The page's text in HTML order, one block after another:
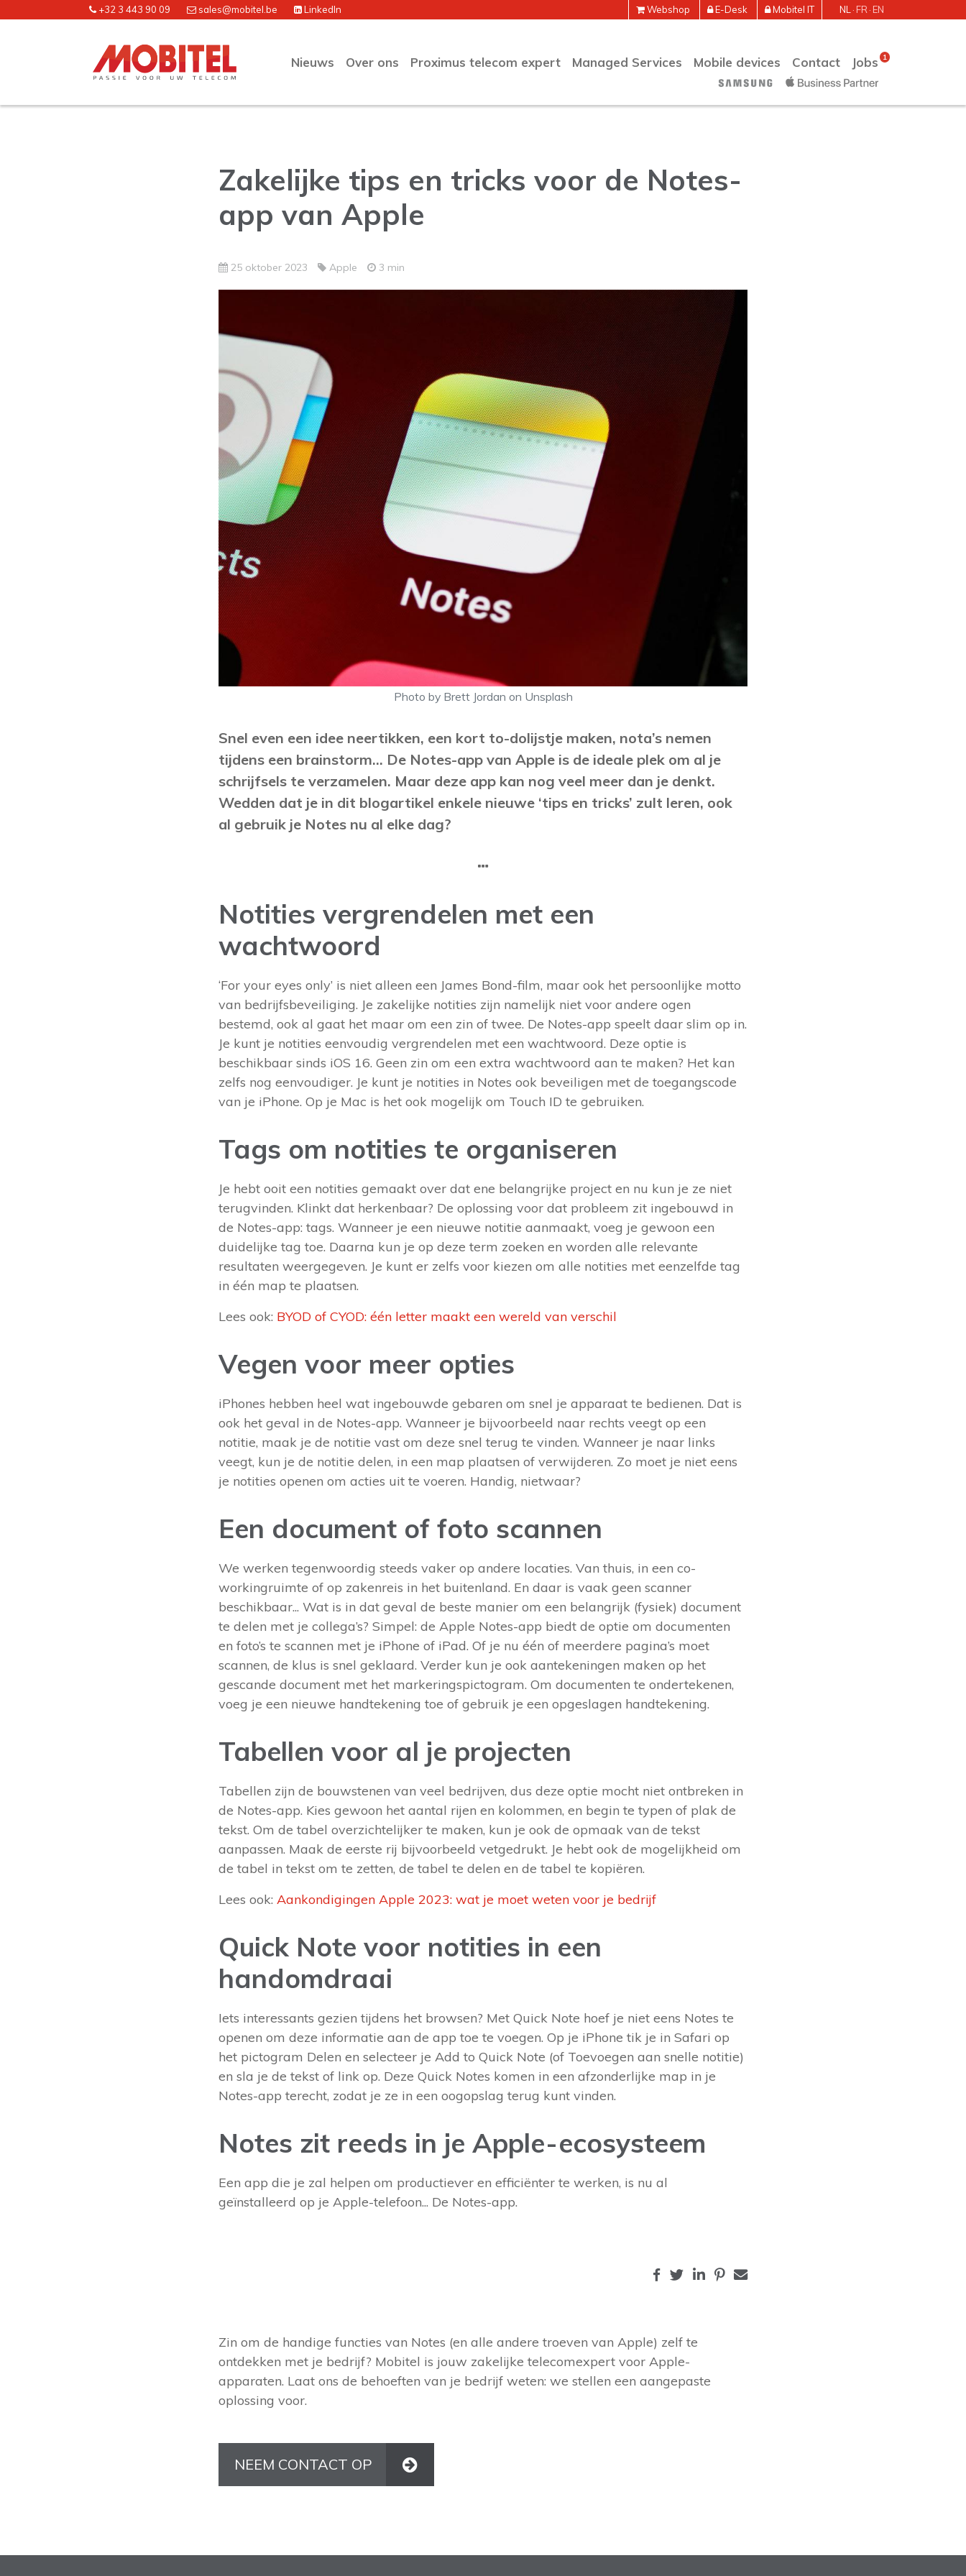
NL FR EN
Webshop E-Desk Mobitel IT
+32 3 443 90 09 sales@mobitel.be LinkedIn
Nieuws Over ons Proximus telecom expert Managed Services Mobile devices Contact Jobs 1
Zakelijke tips en tricks voor de Notes-
app van Apple
25 oktober 2023 Apple 3 min
Photo by Brett Jordan on Unsplash
Snel even een idee neertikken, een kort to-dolijstje maken, nota’s nemen
tijdens een brainstorm... De Notes-app van Apple is de ideale plek om al je
schrijfsels te verzamelen. Maar deze app kan nog veel meer dan je denkt.
Wedden dat je in dit blogartikel enkele nieuwe ‘tips en tricks’ zult leren, ook
al gebruik je Notes nu al elke dag?
Notities vergrendelen met een
wachtwoord
‘For your eyes only’ is niet alleen een James Bond-film, maar ook het persoonlijke motto
van bedrijfsbeveiliging. Je zakelijke notities zijn namelijk niet voor andere ogen
bestemd, ook al gaat het maar om een zin of twee. De Notes-app speelt daar slim op in.
Je kunt je notities eenvoudig vergrendelen met een wachtwoord. Deze optie is
beschikbaar sinds iOS 16. Geen zin om een extra wachtwoord aan te maken? Het kan
zelfs nog eenvoudiger. Je kunt je notities in Notes ook beveiligen met de toegangscode
van je iPhone. Op je Mac is het ook mogelijk om Touch ID te gebruiken.
Tags om notities te organiseren
Je hebt ooit een notities gemaakt over dat ene belangrijke project en nu kun je ze niet
terugvinden. Klinkt dat herkenbaar? De oplossing voor dat probleem zit ingebouwd in
de Notes-app: tags. Wanneer je een nieuwe notitie aanmaakt, voeg je gewoon een
duidelijke tag toe. Daarna kun je op deze term zoeken en worden alle relevante
resultaten weergegeven. Je kunt er zelfs voor kiezen om alle notities met eenzelfde tag
in één map te plaatsen.
Lees ook: BYOD of CYOD: één letter maakt een wereld van verschil
Vegen voor meer opties
iPhones hebben heel wat ingebouwde gebaren om snel je apparaat te bedienen. Dat is
ook het geval in de Notes-app. Wanneer je bijvoorbeeld naar rechts veegt op een
notitie, maak je de notitie vast om deze snel terug te vinden. Wanneer je naar links
veegt, kun je de notitie delen, in een map plaatsen of verwijderen. Zo moet je niet eens
je notities openen om acties uit te voeren. Handig, nietwaar?
Een document of foto scannen
We werken tegenwoordig steeds vaker op andere locaties. Van thuis, in een co-
workingruimte of op zakenreis in het buitenland. En daar is vaak geen scanner
beschikbaar... Wat is in dat geval de beste manier om een belangrijk (fysiek) document
te delen met je collega’s? Simpel: de Apple Notes-app biedt de optie om documenten
en foto’s te scannen met je iPhone of iPad. Of je nu één of meerdere pagina’s moet
scannen, de klus is snel geklaard. Verder kun je ook aantekeningen maken op het
gescande document met het markeringspictogram. Om documenten te ondertekenen,
voeg je een nieuwe handtekening toe of gebruik je een opgeslagen handtekening.
Tabellen voor al je projecten
Tabellen zijn de bouwstenen van veel bedrijven, dus deze optie mocht niet ontbreken in
de Notes-app. Kies gewoon het aantal rijen en kolommen, en begin te typen of plak de
tekst. Om de tabel overzichtelijker te maken, kun je ook de opmaak van de tekst
aanpassen. Maak de eerste rij bijvoorbeeld vetgedrukt. Je hebt ook de mogelijkheid om
de tabel in tekst om te zetten, de tabel te delen en de tabel te kopiëren.
Lees ook: Aankondigingen Apple 2023: wat je moet weten voor je bedrijf
Quick Note voor notities in een
handomdraai
Iets interessants gezien tijdens het browsen? Met Quick Note hoef je niet eens Notes te
openen om deze informatie aan de app toe te voegen. Op je iPhone tik je in Safari op
het pictogram Delen en selecteer je Add to Quick Note (of Toevoegen aan snelle notitie)
en sla je de tekst of link op. Deze Quick Notes komen in een afzonderlijke map in je
Notes-app terecht, zodat je ze in een oogopslag terug kunt vinden.
Notes zit reeds in je Apple-ecosysteem
Een app die je zal helpen om productiever en efficiënter te werken, is nu al
geïnstalleerd op je Apple-telefoon... De Notes-app.
Zin om de handige functies van Notes (en alle andere troeven van Apple) zelf te
ontdekken met je bedrijf? Mobitel is jouw zakelijke telecomexpert voor Apple-
apparaten. Laat ons de behoeften van je bedrijf weten: we stellen een aangepaste
oplossing voor.
NEEM CONTACT OP